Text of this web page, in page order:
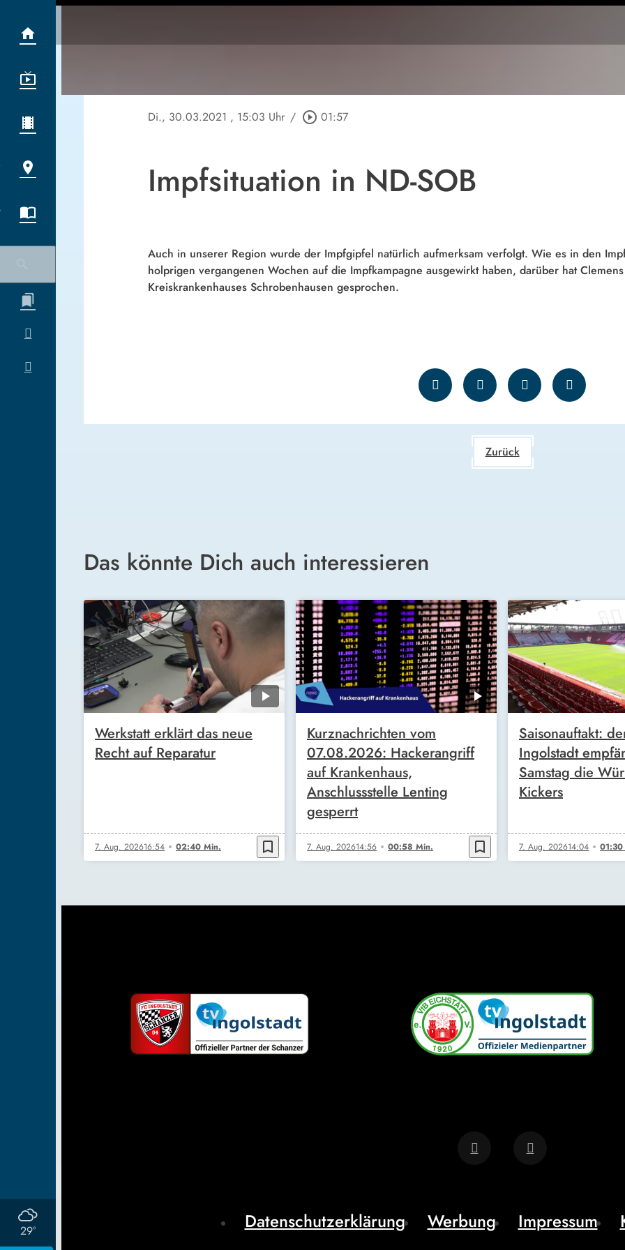
29°
Di., 30.03.2021 , 15:03 Uhr / play_circle_outline 01:57
Impfsituation in ND-SOB
Auch in unserer Region wurde der Impfgipfel natürlich aufmerksam verfolgt. Wie es in den
holprigen vergangenen Wochen auf die Impfkampagne ausgewirkt haben, darüber hat
Kreiskrankenhauses Schrobenhausen gesprochen.
Zurück
Das könnte Dich auch interessieren
Werkstatt erklärt das neue
Recht auf Reparatur
7. Aug. 202616:54 02:40 Min. bookmark_border
Kurznachrichten vom
07.08.2026: Hackerangriff
auf Krankenhaus,
Anschlussstelle Lenting
gesperrt
7. Aug. 202614:56 00:58 Min. bookmark_border
Saisonauftakt:
Ingolstadt
Samstag die
Kickers
7. Aug. 202614:04 01:30
Datenschutzerklärung Werbung Impressum